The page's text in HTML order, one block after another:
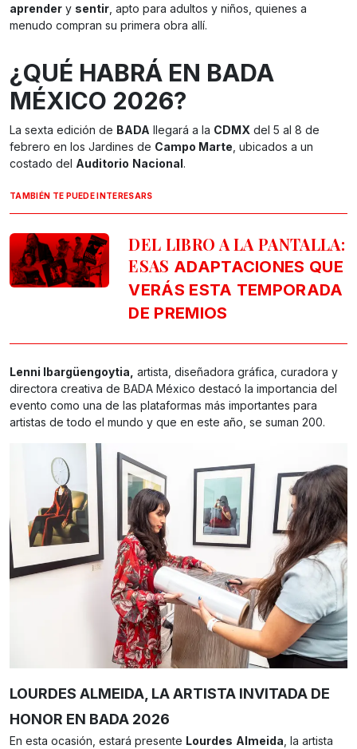
aprender y sentir , apto para adultos y niños, quienes a
menudo compran su primera obra allí.
¿QUÉ HABRÁ EN BADA
MÉXICO 2026?
La sexta edición de BADA llegará a la CDMX del 5 al 8 de
febrero en los Jardines de Campo Marte , ubicados a un
costado del Auditorio Nacional.
TAMBIÉN TE PUEDE INTERESARS
DEL LIBRO A LA PANTALLA:
ESAS ADAPTACIONES QUE
VERÁS ESTA TEMPORADA
DE PREMIOS
Lenni Ibargüengoytia, artista, diseñadora gráfica, curadora y
directora creativa de BADA México destacó la importancia del
evento como una de las plataformas más importantes para
artistas de todo el mundo y que en este año, se suman 200.
LOURDES ALMEIDA, LA ARTISTA INVITADA DE
HONOR EN BADA 2026
En esta ocasión, estará presente Lourdes Almeida , la artista